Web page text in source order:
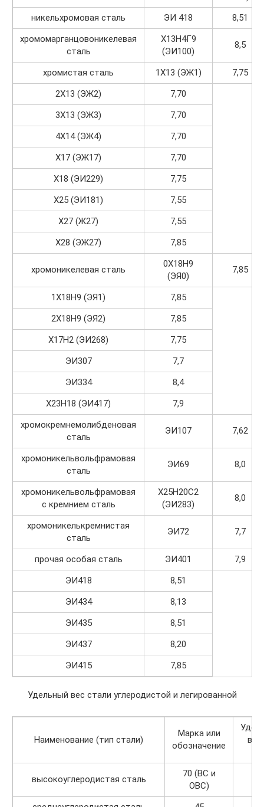
никельхромовая сталь
ЭИ 418
8,51
хромомарганцовоникелевая
сталь
Х13Н4Г9
(ЭИ100)
8,5
хромистая сталь 1Х13 (ЭЖ1)
7,75
2Х13 (ЭЖ2)
7,70
3Х13 (ЭЖ3)
7,70
4Х14 (ЭЖ4)
7,70
Х17 (ЭЖ17)
7,70
Х18 (ЭИ229)
7,75
Х25 (ЭИ181)
7,55
Х27 (Ж27)
7,55
Х28 (ЭЖ27)
7,85
хромоникелевая сталь
0Х18Н9
(ЭЯ0)
7,85
1Х18Н9 (ЭЯ1)
7,85
2Х18Н9 (ЭЯ2)
7,85
Х17Н2 (ЭИ268)
7,75
ЭИ307
7,7
ЭИ334
8,4
Х23Н18 (ЭИ417)
7,9
хромокремнемолибденовая
сталь
ЭИ107 7,62
хромоникельвольфрамовая
сталь
ЭИ69 8,0
хромоникельвольфрамовая
с кремнием сталь
Х25Н20С2
(ЭИ283)
8,0
хромоникелькремнистая
сталь
ЭИ72 7,7
прочая особая сталь ЭИ401
7,9
ЭИ418
8,51
ЭИ434
8,13
ЭИ435
8,51
ЭИ437
8,20
ЭИ415
7,85
Удельный вес стали углеродистой и легированной
Наименование (тип стали)
Марка или
обозначение
вес
высокоуглеродистая сталь
70 (ВС и
ОВС)